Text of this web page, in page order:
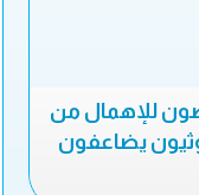
للإهمال من
يضاعفون